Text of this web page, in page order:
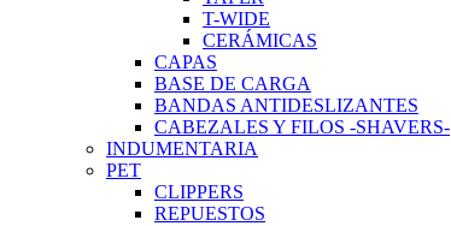
T-WIDE
CERÁMICAS
CAPAS
BASE DE CARGA
BANDAS ANTIDESLIZANTES
CABEZALES Y FILOS -SHAVERS-
INDUMENTARIA
PET
CLIPPERS
REPUESTOS